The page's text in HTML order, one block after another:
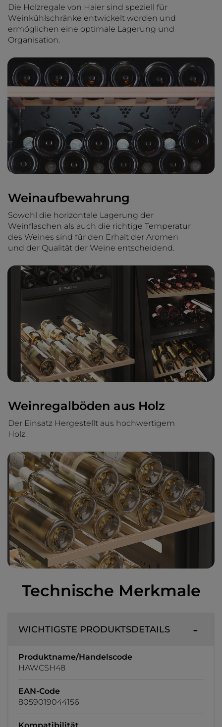
Die Holzregale von Haier sind speziell für
Weinkühlschränke entwickelt worden und
ermöglichen eine optimale Lagerung und
Organisation.
Weinaufbewahrung
Sowohl die horizontale Lagerung der
Weinflaschen als auch die richtige Temperatur
des Weines sind für den Erhalt der Aromen
und der Qualität der Weine entscheidend.
Weinregalböden aus Holz
Der Einsatz Hergestellt aus hochwertigem
Holz.
Technische Merkmale
WICHTIGSTE PRODUKTSDETAILS
Produktname/Handelscode
HAWCSH48
EAN-Code
8059019044156
Kompatibilität